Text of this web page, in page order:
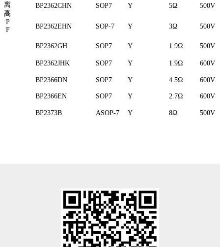
离
高
P
F
BP2362CHN SOP7 Y 5Ω 500V
BP2362EHN SOP-7 Y 3Ω 500V
BP2362GH SOP7 Y 1.9Ω 500V
BP2362JHK SOP7 Y 1.9Ω 600V
BP2366DN SOP7 Y 4.5Ω 600V
BP2366EN SOP7 Y 2.7Ω 600V
BP2373B ASOP-7 Y 8Ω 500V